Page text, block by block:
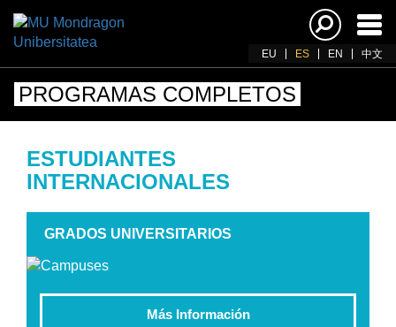
EU ES EN 中文
PROGRAMAS COMPLETOS
ESTUDIANTES
INTERNACIONALES
GRADOS UNIVERSITARIOS
Más Información